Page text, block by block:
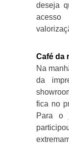
deseja
Café da
Na
da
fica no
Para o